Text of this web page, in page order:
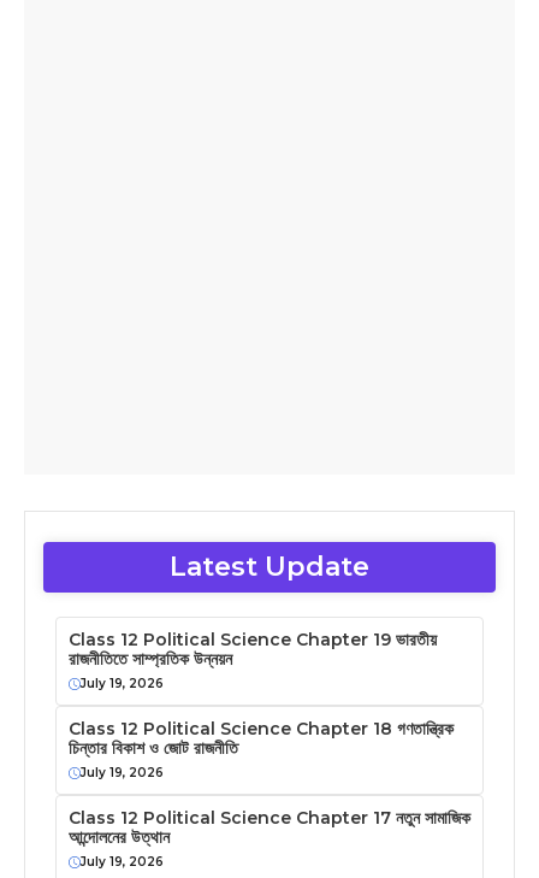
Latest Update
Class 12 Political Science Chapter 19 ভারতীয়
রাজনীতিতে সাম্প্রতিক উন্নয়ন
July 19, 2026
Class 12 Political Science Chapter 18 গণতান্ত্রিক
চিন্তার বিকাশ ও জোট রাজনীতি
July 19, 2026
Class 12 Political Science Chapter 17 নতুন সামাজিক
আন্দোলনের উত্থান
July 19, 2026